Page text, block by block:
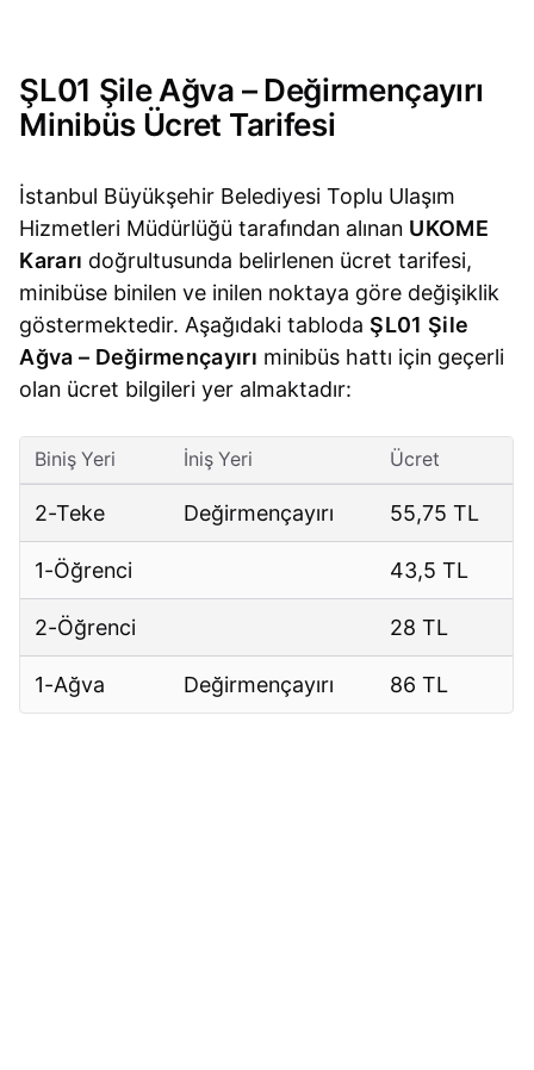
ŞL01 Şile Ağva – Değirmençayırı
Minibüs Ücret Tarifesi
İstanbul Büyükşehir Belediyesi Toplu Ulaşım
Hizmetleri Müdürlüğü tarafından alınan UKOME
Kararı doğrultusunda belirlenen ücret tarifesi,
minibüse binilen ve inilen noktaya göre değişiklik
göstermektedir. Aşağıdaki tabloda ŞL01 Şile
Ağva – Değirmençayırı minibüs hattı için geçerli
olan ücret bilgileri yer almaktadır:
Biniş Yeri İniş Yeri Ücret
2-Teke Değirmençayırı 55,75 TL
1-Öğrenci 43,5 TL
2-Öğrenci 28 TL
1-Ağva Değirmençayırı 86 TL